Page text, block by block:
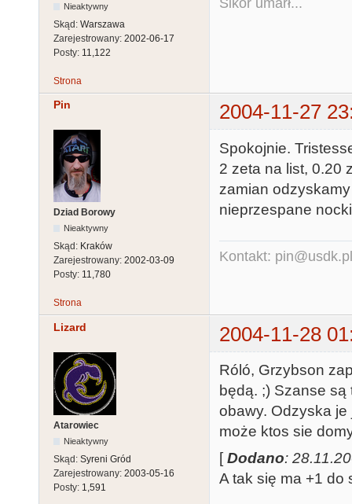
Nieaktywny
Skąd: Warszawa
Zarejestrowany: 2002-06-17
Posty: 11,122
Strona
Pin 2004-11-27
Dziad Borowy
Nieaktywny
Skąd: Kraków
Zarejestrowany: 2002-03-09
Posty: 11,780
Spokojnie.
2 zeta na list, 0.20
zamian
nieprzespane
Kontakt: pin@usdk.pl
Strona
Lizard 2004-11-28
Atarowiec
Nieaktywny
Skąd: Syreni Gród
Zarejestrowany: 2003-05-16
Posty: 1,591
Róló, Grzybson
będą. ;) Szanse są
obawy. Odzyska je
może ktos sie
[Dodano:
A tak się ma +1 do